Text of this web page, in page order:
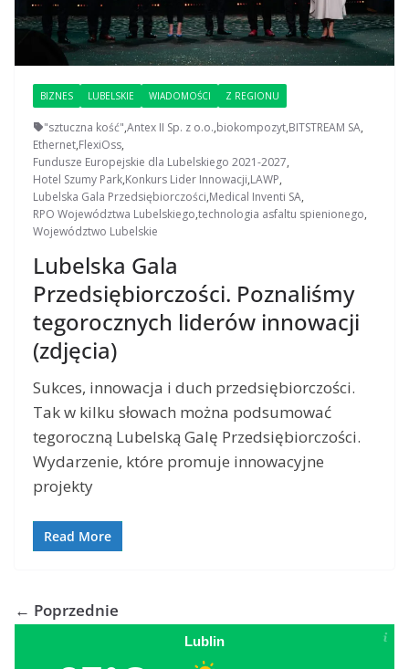
BIZNES LUBELSKIE WIADOMOŚCI Z REGIONU
"sztuczna kość",Antex II Sp. z o.o.,biokompozyt,BITSTREAM SA,
Ethernet,FlexiOss,
Fundusze Europejskie dla Lubelskiego 2021-2027,
Hotel Szumy Park,Konkurs Lider Innowacji,LAWP,
Lubelska Gala Przedsiębiorczości,Medical Inventi SA,
RPO Województwa Lubelskiego,technologia asfaltu spienionego,
Województwo Lubelskie
Lubelska Gala
Przedsiębiorczości. Poznaliśmy
tegorocznych liderów innowacji
(zdjęcia)
Sukces, innowacja i duch przedsiębiorczości.
Tak w kilku słowach można podsumować
tegoroczną Lubelską Galę Przedsiębiorczości.
Wydarzenie, które promuje innowacyjne
projekty
Read More
← Poprzednie
Lublin